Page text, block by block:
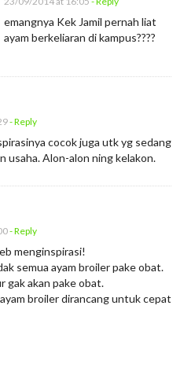
emangnya Kek Jamil pernah liat
ayam berkeliaran di kampus????
- Reply
cocok juga utk yg sedang
usaha. Alon-alon ning kelakon.
- Reply
menginspirasi!
semua ayam broiler pake obat.
gak akan pake obat.
broiler dirancang untuk cepat